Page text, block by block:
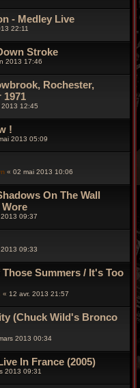
- Medley Live
22:11
Stroke
2013 17:46
Rochester,
1971
2013 12:45
!
2013 05:09
« 02 mai 2013 10:06
On The Wall
Wore
09:37
09:33
Summers / It's Too
« 12 avr. 2013 21:57
(Chuck Wild's Bronco
2013 00:34
In France (2005)
2013 09:31